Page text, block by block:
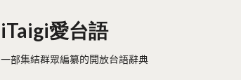
iTaigi愛台語
一部集結群眾編纂的開放台語辭典